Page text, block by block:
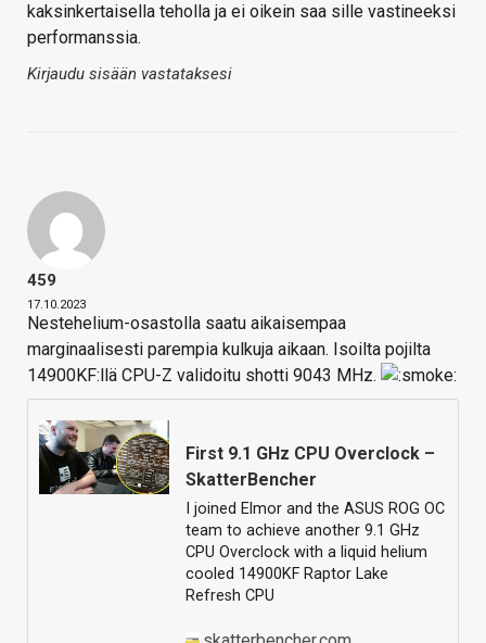
kaksinkertaisella teholla ja ei oikein saa sille vastineeksi
performanssia.
Kirjaudu sisään vastataksesi
459
17.10.2023
Nestehelium-osastolla saatu aikaisempaa
marginaalisesti parempia kulkuja aikaan. Isoilta pojilta
14900KF:llä CPU-Z validoitu shotti 9043 MHz.
First 9.1 GHz CPU Overclock –
SkatterBencher
I joined Elmor and the ASUS ROG OC
team to achieve another 9.1 GHz
CPU Overclock with a liquid helium
cooled 14900KF Raptor Lake
Refresh CPU